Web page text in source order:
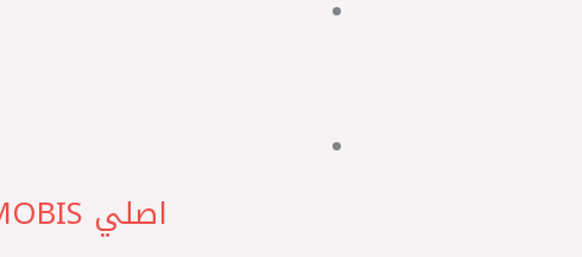
اصلي MOBIS حساس شكمان النترا الجمل – كيا سيراتو K3 ‏H*